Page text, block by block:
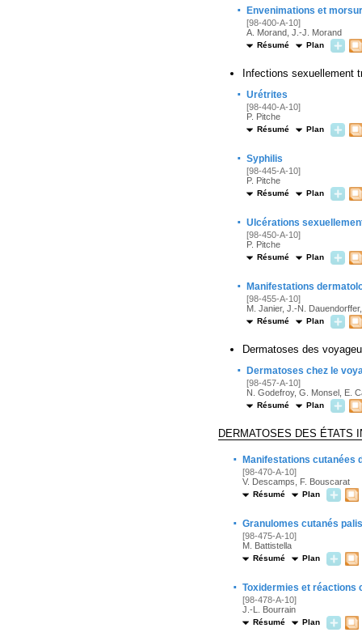
· Envenimations et
[98-400-A-10]
A. Morand, J.-J. Morand
Résumé Plan
Infections sexuellement
· Urétrites
[98-440-A-10]
P. Pitche
Résumé Plan
· Syphilis
[98-445-A-10]
P. Pitche
Résumé Plan
· Ulcérations
[98-450-A-10]
P. Pitche
Résumé Plan
· Manifestations
[98-455-A-10]
M. Janier, J.-N.
Résumé Plan
Dermatoses des
· Dermatoses chez le
[98-457-A-10]
N. Godefroy, G. Monsel, E.
Résumé Plan
DERMATOSES DES ÉTATS
· Manifestations cutanées
[98-470-A-10]
V. Descamps, F. Bouscarat
Résumé Plan
· Granulomes cutanés
[98-475-A-10]
M. Battistella
Résumé Plan
· Toxidermies et réactions
[98-478-A-10]
J.-L. Bourrain
Résumé Plan